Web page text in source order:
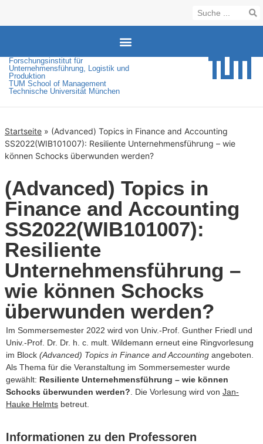
Forschungsinstitut für
Unternehmensführung, Logistik und
Produktion
TUM School of Management
Technische Universität München
Startseite » (Advanced) Topics in Finance and Accounting
SS2022(WIB101007): Resiliente Unternehmensführung – wie
können Schocks überwunden werden?
(Advanced) Topics in
Finance and Accounting
SS2022(WIB101007):
Resiliente
Unternehmensführung –
wie können Schocks
überwunden werden?
Im Sommersemester 2022 wird von Univ.-Prof. Gunther Friedl und
Univ.-Prof. Dr. Dr. h. c. mult. Wildemann erneut eine Ringvorlesung
im Block (Advanced) Topics in Finance and Accounting angeboten.
Als Thema für die Veranstaltung im Sommersemester wurde
gewählt: Resiliente Unternehmensführung – wie können
Schocks überwunden werden?. Die Vorlesung wird von Jan-
Hauke Helmts betreut.
Informationen zu den Professoren